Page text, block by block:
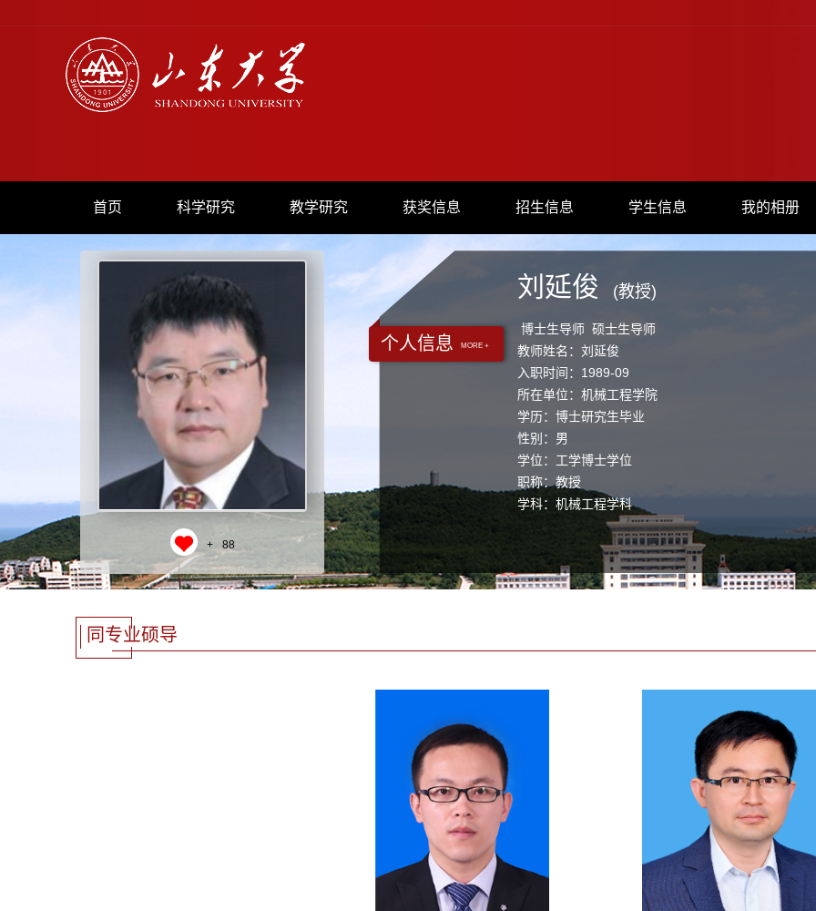
首页 科学研究 教学研究 获奖信息 招生信息 学生信息 我的相册
+ 88
个人信息 MORE +
刘延俊 (教授)
博士生导师 硕士生导师
教师姓名：刘延俊
入职时间：1989-09
所在单位：机械工程学院
学历：博士研究生毕业
性别：男
学位：工学博士学位
职称：教授
学科：机械工程学科
同专业硕导